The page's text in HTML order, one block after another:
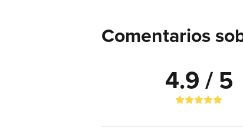
Comentarios
4.9 / 5